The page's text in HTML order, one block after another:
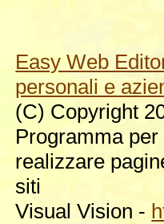
Easy Web
personali e
(C) Copyright
Programma
realizzare
siti
Visual Vision -